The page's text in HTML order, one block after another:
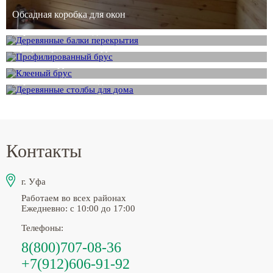
Обсадная коробка для окон
Деревянные балки для потолка
Профилированный брус из сосны
Клееный брус из сосны
Деревянные столбы для стен
Контакты
г. Уфа
Работаем во всех районах
Ежедневно: с 10:00 до 17:00
Телефоны:
8(800)707-08-36
+7(912)606-91-92